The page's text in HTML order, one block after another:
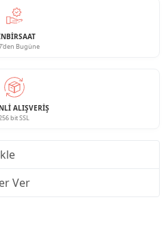
Bugüne
ALIŞVERIŞ
bit SSL
Ver